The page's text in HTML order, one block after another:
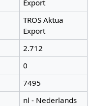
Export
TROS Aktua
Export
2.712
0
7495
nl - Nederlands